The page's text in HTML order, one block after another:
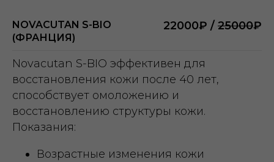
NOVACUTAN S-BIO
(ФРАНЦИЯ)
22000₽ / 25000₽
Novacutan S-BIO эффективен для
восстановления кожи после 40 лет,
способствует омоложению и
восстановлению структуры кожи.
Показания:
Возрастные изменения кожи